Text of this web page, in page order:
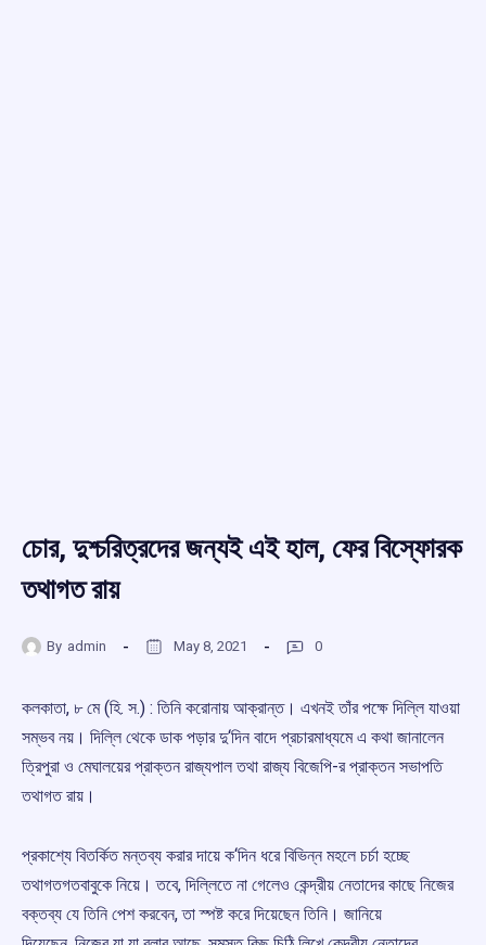
চোর, দুশ্চরিত্রদের জন্যই এই হাল, ফের বিস্ফোরক
তথাগত রায়
By admin May 8, 2021 0
কলকাতা, ৮ মে (হি. স.) : তিনি করোনায় আক্রান্ত। এখনই তাঁর পক্ষে দিল্লি যাওয়া
সম্ভব নয়। দিল্লি থেকে ডাক পড়ার দু‘দিন বাদে প্রচারমাধ্যমে এ কথা জানালেন
ত্রিপুরা ও মেঘালয়ের প্রাক্তন রাজ্যপাল তথা রাজ্য বিজেপি-র প্রাক্তন সভাপতি
তথাগত রায়।
প্রকাশ্যে বিতর্কিত মন্তব্য করার দায়ে ক‘দিন ধরে বিভিন্ন মহলে চর্চা হচ্ছে
তথাগতগতবাবুকে নিয়ে। তবে, দিল্লিতে না গেলেও কেন্দ্রীয় নেতাদের কাছে নিজের
বক্তব্য যে তিনি পেশ করবেন, তা স্পষ্ট করে দিয়েছেন তিনি। জানিয়ে